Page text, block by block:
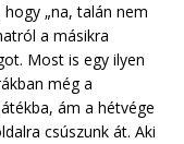
„na, talán nem
a másikra
Most is egy ilyen
még a
ám a hétvége
csúszunk át. Aki